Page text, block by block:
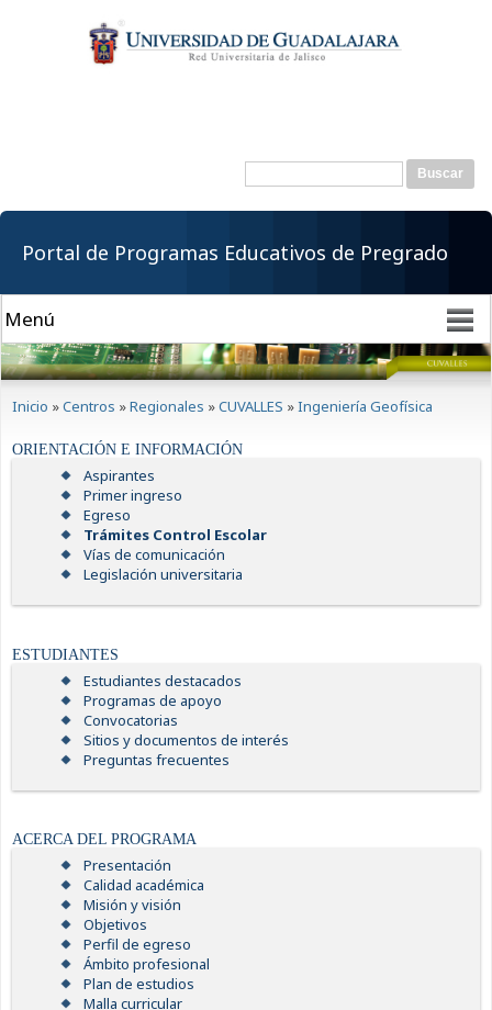
contenido
principal
Formulario de
Buscar
Portal de Programas Educativos de Pregrado
Inicio »Centros »Regionales »CUVALLES »Ingeniería Geofísica
ORIENTACIÓN E INFORMACIÓN
Aspirantes
Primer ingreso
Egreso
Trámites Control Escolar
Vías de comunicación
Legislación universitaria
ESTUDIANTES
Estudiantes destacados
Programas de apoyo
Convocatorias
Sitios y documentos de interés
Preguntas frecuentes
ACERCA DEL PROGRAMA
Presentación
Calidad académica
Misión y visión
Objetivos
Perfil de egreso
Ámbito profesional
Plan de estudios
Malla curricular